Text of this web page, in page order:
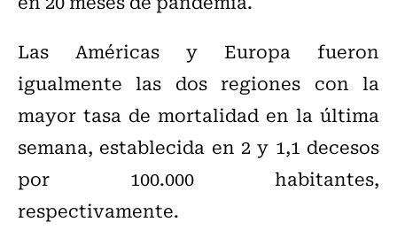
Las Américas y Europa fueron
igualmente las dos regiones con la
mayor tasa de mortalidad en la última
semana, establecida en 2 y 1,1 decesos
por 100.000 habitantes,
respectivamente.